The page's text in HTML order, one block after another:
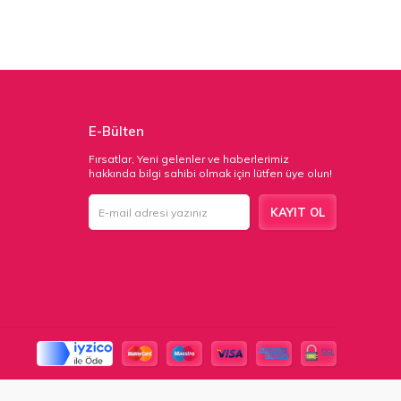
E-Bülten
Fırsatlar, Yeni gelenler ve haberlerimiz
hakkında bilgi sahibi olmak için lütfen üye olun!
KAYIT OL